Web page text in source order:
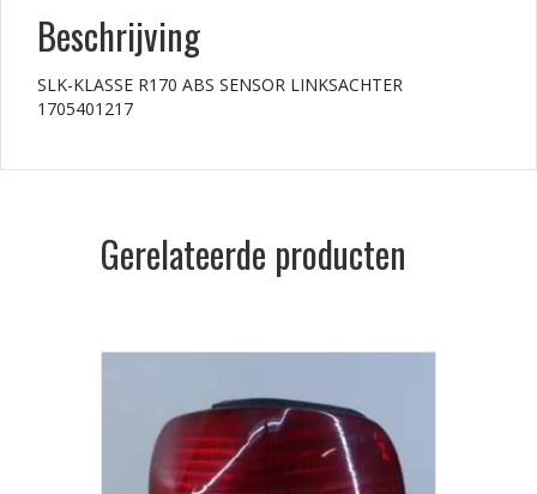
Beschrijving
SLK-KLASSE R170 ABS SENSOR LINKSACHTER
1705401217
Gerelateerde producten